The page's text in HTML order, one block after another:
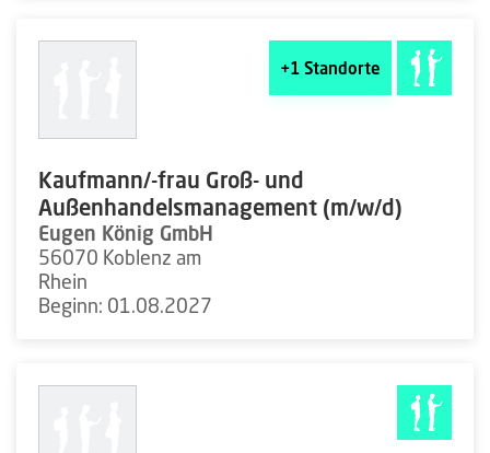
+1 Standorte
Kaufmann/-frau Groß- und
Außenhandelsmanagement (m/w/d)
Eugen König GmbH
56070 Koblenz am
Rhein
Beginn: 01.08.2027